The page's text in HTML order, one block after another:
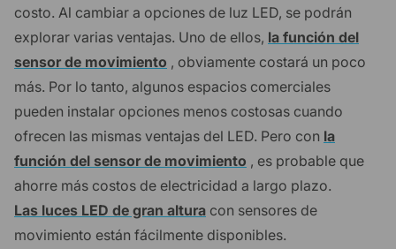
costo. Al cambiar a opciones de luz LED, se podrán
explorar varias ventajas. Uno de ellos, la función del
sensor de movimiento , obviamente costará un poco
más. Por lo tanto, algunos espacios comerciales
pueden instalar opciones menos costosas cuando
ofrecen las mismas ventajas del LED. Pero con la
función del sensor de movimiento , es probable que
ahorre más costos de electricidad a largo plazo.
Las luces LED de gran altura con sensores de
movimiento están fácilmente disponibles.